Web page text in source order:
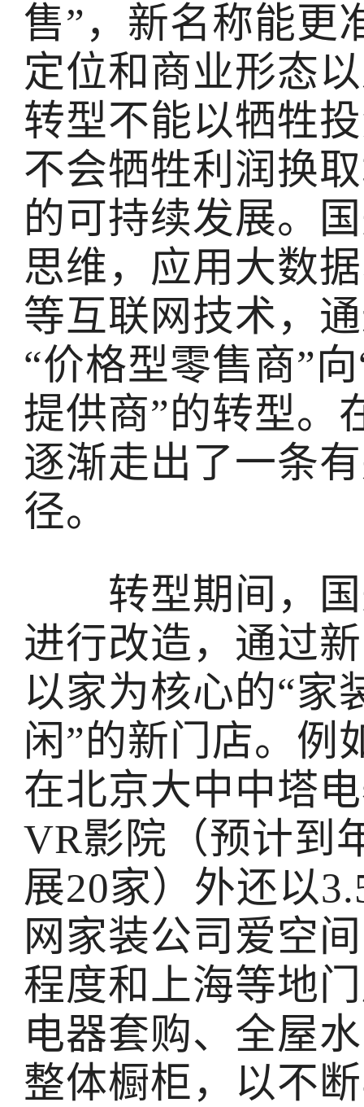
售”，新名称能更
定位和商业形态
转型不能以牺牲
不会牺牲利润换
的可持续发展。
思维，应用大数
等互联网技术，
“价格型零售商”
提供商”的转型。
逐渐走出了一条
径。
转型期间，国
进行改造，通过
以家为核心的“家
闲”的新门店。例
在北京大中中塔
VR影院（预计到
展20家）外还以
网家装公司爱空
程度和上海等地
电器套购、全屋
整体橱柜，以不